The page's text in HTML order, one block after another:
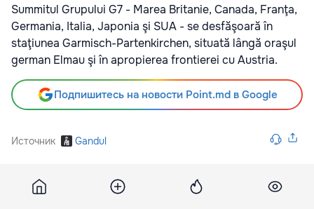
Summitul Grupului G7 - Marea Britanie, Canada, Franţa,
Germania, Italia, Japonia şi SUA - se desfăşoară în
staţiunea Garmisch-Partenkirchen, situată lângă oraşul
german Elmau şi în apropierea frontierei cu Austria.
Подпишитесь на новости Point.md в Google
Источник Gandul